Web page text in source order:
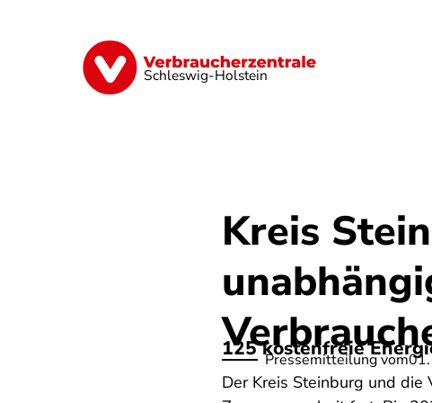
Schleswig-Holstein
Finanzen Digitales Lebensmittel
Kreis
125 kostenfreie
Pressemitteilung vom
Der Kreis Steinburg und